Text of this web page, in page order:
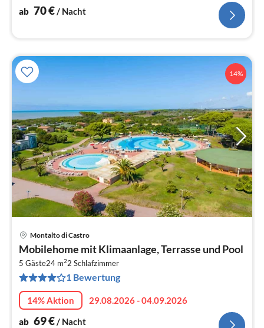
ab 70€/ Nacht
14%
Montalto di Castro
Mobilehome mit Klimaanlage, Terrasse und Pool
5 Gäste24 m22 Schlafzimmer
1 Bewertung
14% Aktion
29.08.2026 - 04.09.2026
ab 69€/ Nacht